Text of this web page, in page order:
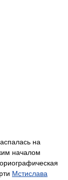
на
началом
Мстислава